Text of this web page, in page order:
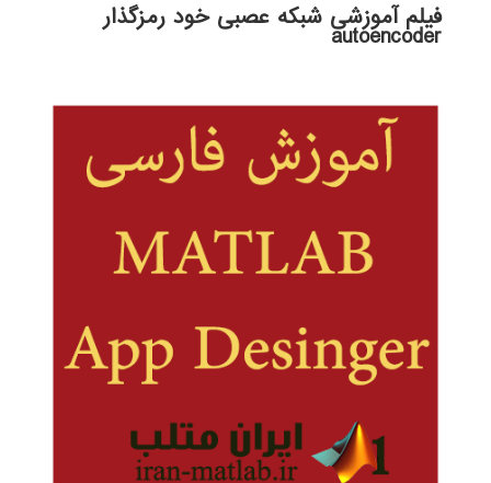
فیلم آموزشی شبکه عصبی خود رمزگذار
autoencoder